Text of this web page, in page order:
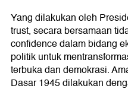
Yang dilakukan oleh
trust, secara bersamaan
confidence dalam bidang
politik untuk
terbuka dan demokrasi.
Dasar 1945 dilakukan